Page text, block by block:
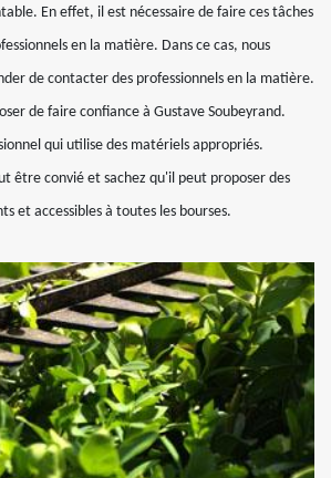
En effet, il est nécessaire de faire ces tâches
en la matière. Dans ce cas, nous
de contacter des professionnels en la matière.
de faire confiance à Gustave Soubeyrand.
qui utilise des matériels appropriés.
être convié et sachez qu'il peut proposer des
et accessibles à toutes les bourses.